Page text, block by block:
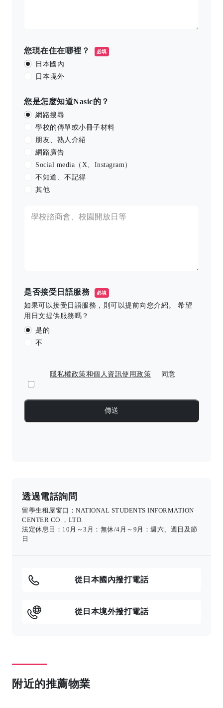
您現在住在哪裡？ 必填
日本國內
日本境外
您是怎麼知道Nasic的？
網路搜尋
學校的傳單或小冊子材料
朋友、熟人介紹
網路廣告
Social media（X、Instagram）
不知道、不記得
其他
是否接受日語服務 必填
如果可以接受日語服務，則可以提前向您介紹。 希望
用日文提供服務嗎？
是的
不
隱私權政策和個人資訊使用政策 同意
透過電話詢問
留學生租屋窗口：NATIONAL STUDENTS INFORMATION
CENTER CO.，LTD.
法定休息日：10月～3月：無休/4月～9月：週六、週日及節
日
從日本國內撥打電話
從日本境外撥打電話
附近的推薦物業